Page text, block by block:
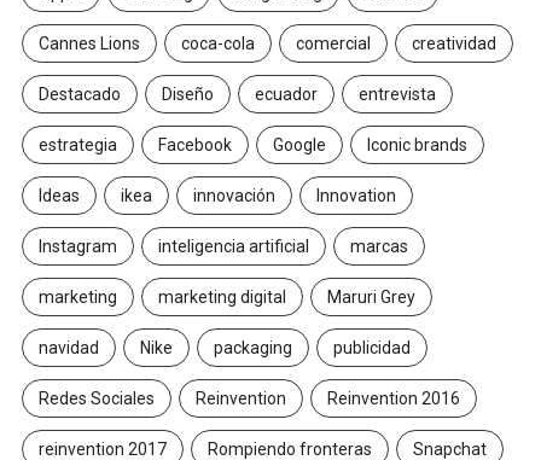
Cannes Lions coca-cola comercial creatividad
Destacado Diseño ecuador entrevista
estrategia Facebook Google Iconic brands
Ideas ikea innovación Innovation
Instagram inteligencia artificial marcas
marketing marketing digital Maruri Grey
navidad Nike packaging publicidad
Redes Sociales Reinvention Reinvention 2016
reinvention 2017 Rompiendo fronteras Snapchat